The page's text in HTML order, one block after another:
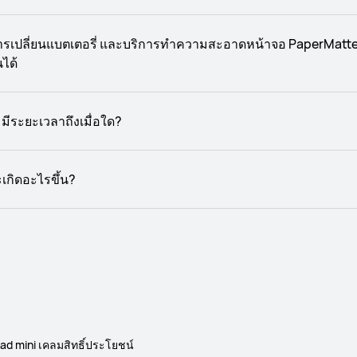
เปลี่ยนแบตเตอรี่ และบริการทำความสะอาดหน้าจอ
ด้
ะยะเวลาถึงเมื่อใด?
กิดอะไรขึ้น?
mini เคลมสิทธิ์ประโยชน์